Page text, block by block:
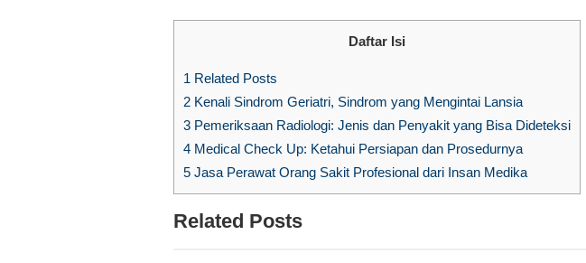
Daftar Isi
1 Related Posts
2 Kenali Sindrom Geriatri, Sindrom yang Mengintai Lansia
3 Pemeriksaan Radiologi: Jenis dan Penyakit yang Bisa Dideteksi
4 Medical Check Up: Ketahui Persiapan dan Prosedurnya
5 Jasa Perawat Orang Sakit Profesional dari Insan Medika
Related Posts